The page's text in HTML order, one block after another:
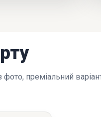
преміальний